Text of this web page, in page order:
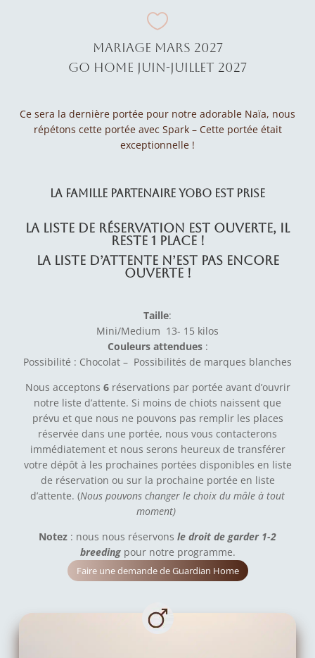

Mariage Mars 2027
Go Home Juin-Juillet 2027
Ce sera la dernière portée pour notre adorable Naïa, nous
répétons cette portée avec Spark – Cette portée était
exceptionnelle !
La Famille Partenaire YOBO est prise
La liste de réservation est ouverte, il
reste 1 place !
La liste d’attente n’est pas encore
ouverte !
Taille:
Mini/Medium 13- 15 kilos
Couleurs attendues :
Possibilité : Chocolat – Possibilités de marques blanches
Nous acceptons 6 réservations par portée avant d’ouvrir
notre liste d’attente. Si moins de chiots naissent que
prévu et que nous ne pouvons pas remplir les places
réservée dans une portée, nous vous contacterons
immédiatement et nous serons heureux de transférer
votre dépôt à les prochaines portées disponibles en liste
de réservation ou sur la prochaine portée en liste
d’attente. (Nous pouvons changer le choix du mâle à tout
moment)
Notez : nous nous réservons le droit de garder 1-2
breeding pour notre programme.
Faire une demande de Guardian Home